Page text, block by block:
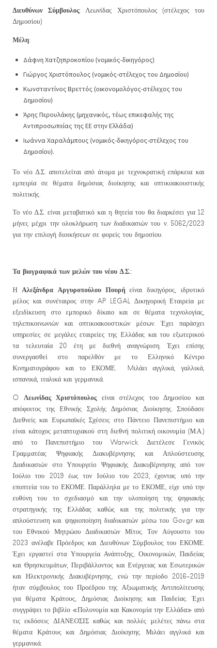
Διευθύνων Σύμβουλος: Λεωνίδας Χριστόπουλος (στέλεχος του
Δημοσίου)
Μέλη:
Δάφνη Χατζηπροκοπίου (νομικός-δικηγόρος)
Γιώργος Χριστόπουλος (νομικός-στέλεχος του Δημοσίου)
Κωνσταντίνος Βρεττός (οικονομολόγος-στέλεχος του
Δημοσίου)
Άρης Περουλάκης (μηχανικός, τέως επικεφαλής της
Αντιπροσωπείας της ΕΕ στην Ελλάδα)
Ιωάννα Χαραλάμπους (νομικός-δικηγόρος-στέλεχος του
Δημοσίου).
Το νέο Δ.Σ. αποτελείται από άτομα με τεχνοκρατική επάρκεια και
εμπειρία σε θέματα δημόσιας διοίκησης και οπτικοακουστικής
πολιτικής.
Το νέο Δ.Σ. είναι μεταβατικό και η θητεία του θα διαρκέσει για 12
μήνες μέχρι την ολοκλήρωση των διαδικασιών του ν. 5062/2023
για την επιλογή διοικήσεων σε φορείς του δημοσίου.
Τα βιογραφικά των μελών του νέου Δ.Σ.:
Η Αλεξάνδρα Αργυροπούλου Πουρή είναι δικηγόρος, ιδρυτικό
μέλος και συνέταιρος στην AP LEGAL Δικηγορική Εταιρεία με
εξειδίκευση στο εμπορικό δίκαιο και σε θέματα τεχνολογίας,
τηλεπικοινωνιών και οπτικοακουστικών μέσων. Έχει παράσχει
υπηρεσίες σε μεγάλες εταιρείες της Ελλάδας και του εξωτερικού
τα τελευταία 20 έτη με διεθνή αναγνώριση. Έχει επίσης
συνεργασθεί στο παρελθόν με το Ελληνικό Κέντρο
Κινηματογράφου και το ΕΚΟΜΕ. Mιλάει αγγλικά, γαλλικά,
ισπανικά, ιταλικά και γερμανικά.
O Λεωνίδας Χριστόπουλος είναι στέλεχος του Δημοσίου και
απόφοιτος της Εθνικής Σχολής Δημόσιας Διοίκησης. Σπούδασε
Διεθνείς και Ευρωπαϊκές Σχέσεις στο Πάντειο Πανεπιστήμιο και
είναι κάτοχος μεταπτυχιακού στη διεθνή πολιτική οικονομία (Μ.Α.)
από το Πανεπιστήμιο του Warwick. Διετέλεσε Γενικός
Γραμματέας Ψηφιακής Διακυβέρνησης και Απλούστευσης
Διαδικασιών στο Υπουργείο Ψηφιακής Διακυβέρνησης από τον
Ιούλιο του 2019 έως τον Ιούλιο του 2023, έχοντας υπό την
εποπτεία του το ΕΚΟΜΕ. Παράλληλα με το ΕΚΟΜΕ, είχε υπό την
ευθύνη του το σχεδιασμό και την υλοποίηση της ψηφιακής
στρατηγικής της Ελλάδας καθώς και της πολιτικής για την
απλούστευση και ψηφιοποίηση διαδικασιών μέσω του Gov.gr και
του Εθνικού Μητρώου Διαδικασιών Μίτος. Τον Αύγουστο του
2023 ανέλαβε Πρόεδρος και Διευθύνων Σύμβουλος του ΕΚΟΜΕ.
Έχει εργαστεί στα Υπουργεία Ανάπτυξης, Οικονομικών, Παιδείας
και Θρησκευμάτων, Περιβάλλοντος και Ενέργειας και Εσωτερικών
και Ηλεκτρονικής Διακυβέρνησης, ενώ την περίοδο 2016-2019
ήταν σύμβουλος του Προέδρου της Αξιωματικής Αντιπολίτευσης
για θέματα Κράτους, Δημόσιας Διοίκησης και Παιδείας. Έχει
συγγράψει το βιβλίο «Πολυνομία και Κακονομία την Ελλάδα» από
τις εκδόσεις ΔΙΑΝΕΟΣΙΣ καθώς και πολλές μελέτες πάνω στα
θέματα Κράτους και Δημόσιας Διοίκησης. Μιλάει αγγλικά και
γερμανικά.